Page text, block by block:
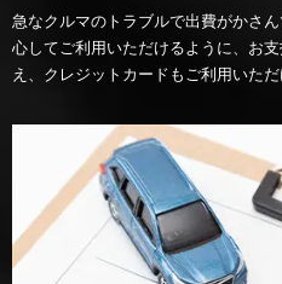
急なクルマのトラブルで出費がかさ
心してご利用いただけるように、お
え、クレジットカードもご利用いただ